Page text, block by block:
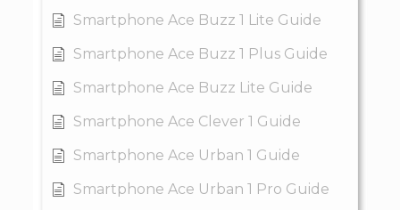
Smartphone Ace Buzz 1 Lite Guide
Smartphone Ace Buzz 1 Plus Guide
Smartphone Ace Buzz Lite Guide
Smartphone Ace Clever 1 Guide
Smartphone Ace Urban 1 Guide
Smartphone Ace Urban 1 Pro Guide